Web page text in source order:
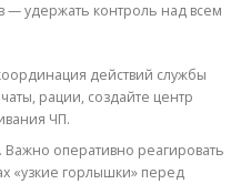
удержать контроль над всем
действий службы
рации, создайте центр
ЧП.
Важно оперативно реагировать
«узкие горлышки» перед